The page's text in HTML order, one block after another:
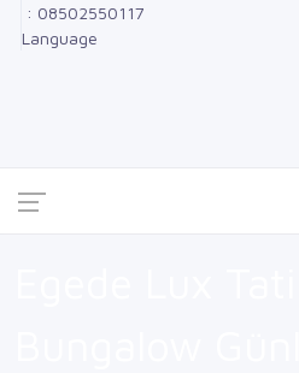
: 08502550117
Language